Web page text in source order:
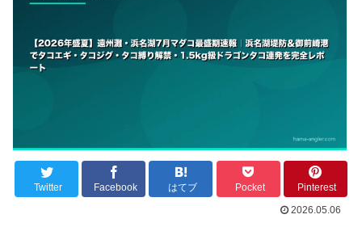
Twitter Facebook はてブ Pocket
Pinterest
2026.05.06